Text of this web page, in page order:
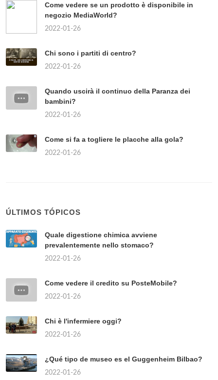
Come vedere se un prodotto è disponibile in
negozio MediaWorld?
2022-01-26
Chi sono i partiti di centro?
2022-01-26
Quando uscirà il continuo della Paranza dei
bambini?
2022-01-26
Come si fa a togliere le placche alla gola?
2022-01-26
ÚLTIMOS TÓPICOS
Quale digestione chimica avviene
prevalentemente nello stomaco?
2022-01-26
Come vedere il credito su PosteMobile?
2022-01-26
Chi è l'infermiere oggi?
2022-01-26
¿Qué tipo de museo es el Guggenheim Bilbao?
2022-01-26